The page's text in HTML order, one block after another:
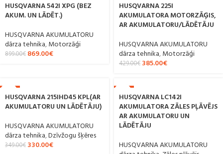
HUSQVARNA 542I XPG (BEZ
AKUM. UN LĀDĒT.)
HUSQVARNA AKUMULATORU
dārza tehnika,Motorzāģi
899.00€ 869.00€
HUSQVARNA 225I
AKUMULATORA MOTORZĀĢIS,
AR AKUMULATORU/LĀDĒTĀJU
HUSQVARNA AKUMULATORU
dārza tehnika,Motorzāģi
429.00€ 385.00€
HUSQVARNA 215IHD45 KPL(AR
AKUMULATORU UN LĀDĒTĀJU)
HUSQVARNA AKUMULATORU
dārza tehnika,Dzīvžogu šķēres
349.00€ 330.00€
HUSQVARNA LC142I
AKUMULATORA ZĀLES PĻĀVĒJS
AR AKUMULATORU UN
LĀDĒTĀJU
HUSQVARNA AKUMULATORU